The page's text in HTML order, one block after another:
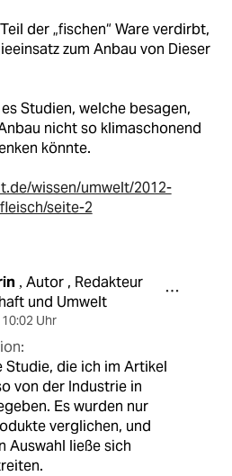
der „fischen“ Ware verdirbt,
zum Anbau von Dieser
Studien, welche besagen,
nicht so klimaschonend
könnte.
wissen/umwelt/2012-
seite-2
, Autor , Redakteur
und Umwelt
10:02 Uhr
Studie, die ich im Artikel
von der Industrie in
Es wurden nur
verglichen, und
Auswahl ließe sich